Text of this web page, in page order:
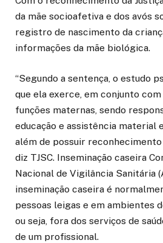
da mãe socioafetiva e dos avós
registro de nascimento da
informações da mãe biológica.
“Segundo a sentença, o estudo
que ela exerce, em conjunto com
funções maternas, sendo
educação e assistência material
além de possuir reconhecimento
diz TJSC. Inseminação caseira
Nacional de Vigilância Sanitária
inseminação caseira é
pessoas leigas e em ambientes
ou seja, fora dos serviços de
de um profissional.